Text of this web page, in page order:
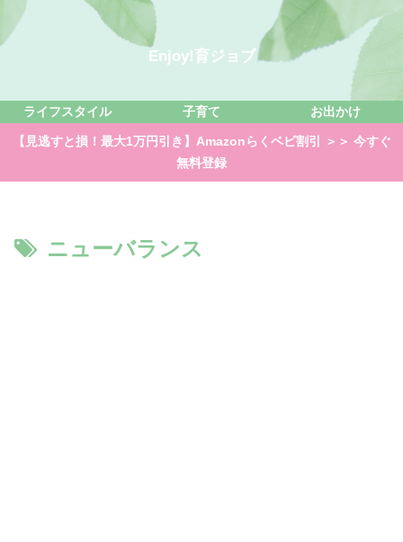
Enjoy!育ジョブ
ライフスタイル 子育て お出かけ
【見逃すと損！最大1万円引き】Amazonらくベビ割引 ＞＞ 今すぐ
無料登録
ニューバランス